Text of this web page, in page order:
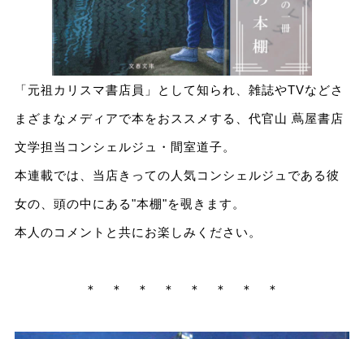
「元祖カリスマ書店員」として知られ、雑誌やTVなどさ
まざまなメディアで本をおススメする、代官山 蔦屋書店
文学担当コンシェルジュ・間室道子。
本連載では、当店きっての人気コンシェルジュである彼
女の、頭の中にある"本棚"を覗きます。
本人のコメントと共にお楽しみください。
＊ ＊ ＊ ＊ ＊ ＊ ＊ ＊